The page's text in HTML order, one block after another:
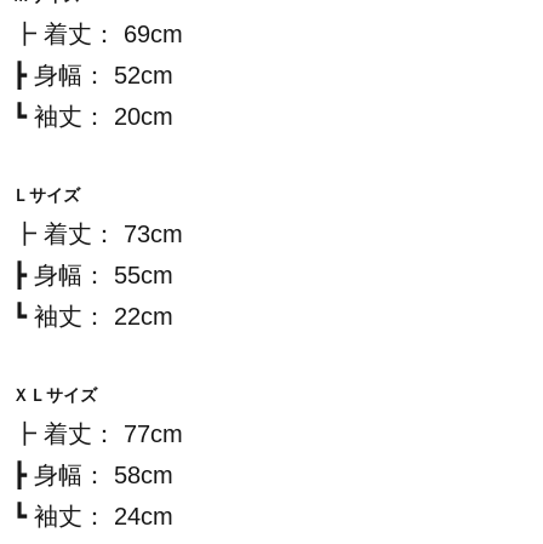
┣ 着丈： 69cm
┣ 身幅： 52cm
┗ 袖丈： 20cm
Ｌサイズ
┣ 着丈： 73cm
┣ 身幅： 55cm
┗ 袖丈： 22cm
ＸＬサイズ
┣ 着丈： 77cm
┣ 身幅： 58cm
┗ 袖丈： 24cm